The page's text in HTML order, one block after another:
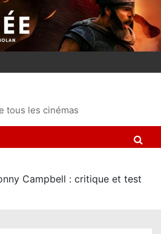
tous les cinémas
Campbell : critique et test